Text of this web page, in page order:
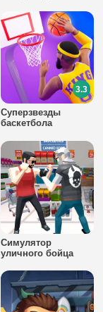
Суперзвезды
баскетбола
3.3
Симулятор
уличного бойца